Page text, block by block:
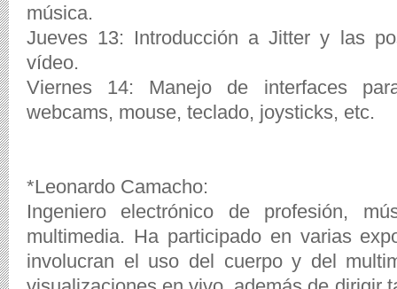
música.
Jueves 13: Introducción a Jitter y las
vídeo.
Viernes 14: Manejo de interfaces
webcams, mouse, teclado, joysticks, etc.
*Leonardo Camacho:
Ingeniero electrónico de profesión,
multimedia. Ha participado en varias
involucran el uso del cuerpo y del